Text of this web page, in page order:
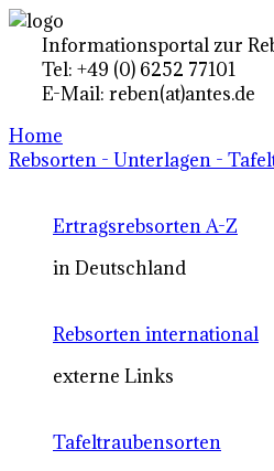
Informationsportal zur
Tel: +49 (0) 6252 77101
E-Mail: reben(at)antes.de
Home
Rebsorten - Unterlagen -
Ertragsrebsorten A-Z
in Deutschland
Rebsorten international
externe Links
Tafeltraubensorten